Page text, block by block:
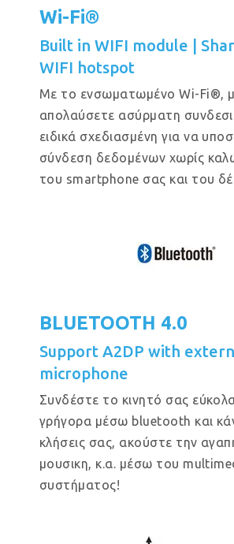
Wi-Fi®
Built in WIFI module |
WIFI hotspot
Με το ενσωματωμένο Wi-Fi®,
απολαύσετε ασύρματη
ειδικά σχεδιασμένη για να
σύνδεση δεδομένων χωρίς
του smartphone σας και του
BLUETOOTH 4.0
Support A2DP with
microphone
Συνδέστε το κινητό σας
γρήγορα μέσω bluetooth και
κλήσεις σας, ακούστε την
μουσικη, κ.α. μέσω του
συστήματος!